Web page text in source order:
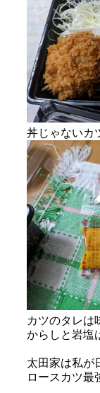
丼じゃないカ
カツのタレは
からしと岩塩
太田家は私が
ロースカツ最